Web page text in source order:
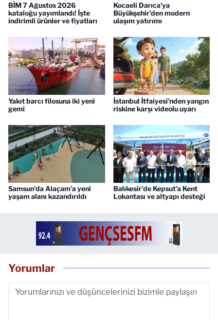
BİM 7 Ağustos 2026
kataloğu yayımlandı! İşte
indirimli ürünler ve fiyatları
Kocaeli Darıca'ya
Büyükşehir'den modern
ulaşım yatırımı
Yakıt barcı filosuna iki yeni
gemi
İstanbul İtfaiyesi'nden yangın
riskine karşı videolu uyarı
Samsun'da Alaçam'a yeni
yaşam alanı kazandırıldı
Balıkesir'de Kepsut'a Kent
Lokantası ve altyapı desteği
Yorumlar